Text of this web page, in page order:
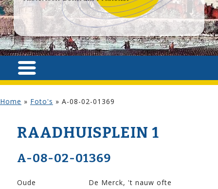
Home » Foto's » A-08-02-01369
RAADHUISPLEIN 1
A-08-02-01369
Oude
De Merck, 't nauw ofte